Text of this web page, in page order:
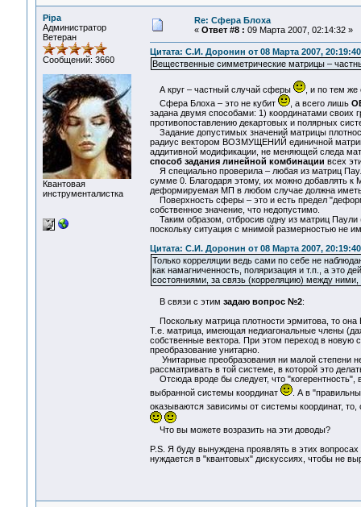
Pipa
Администратор
Ветеран
Сообщений: 3660
Квантовая
инструменталистка
Re: Сфера Блоха
« Ответ #8 : 09 Марта 2007, 02:14:32 »
Цитата: С.И. Доронин от 08 Марта 2007, 20:19:40
Вещественные симметрические матрицы –
А круг – частный случай сферы
, и по тем же
Сфера Блоха – это не кубит
, а всего лишь
задана двумя способами: 1) координатами своих
противопоставлению декартовых и полярных
Задание допустимых значений матрицы
радиус вектором ВОЗМУЩЕНИЙ единичной
аддитивной модификации, не меняющей следа
способ задания линейной комбинации всех
Я специально проверила – любая из матриц
сумме 0. Благодаря этому, их можно добавлять к
деформируемая МП в любом случае должна
Поверхность сферы – это и есть предел
собственное значение, что недопустимо.
Таким образом, отбросив одну из матриц
поскольку ситуация с мнимой размерностью не
Цитата: С.И. Доронин от 08 Марта 2007, 20:19:40
Только корреляции ведь сами по себе не
как намагниченность, поляризация и т.п., а это
состояниями, за связь (корреляцию) между
В связи с этим задаю вопрос №2:
Поскольку матрица плотности эрмитова, то
Т.е. матрица, имеющая недиагональные члены
собственные вектора. При этом переход в новую
преобразование унитарно.
Унитарные преобразования ни малой степени
рассматривать в той системе, в которой это
Отсюда вроде бы следует, что
выбранной системы координат
. А в
оказываются зависимы от системы координат,
Что вы можете возразить на эти доводы?
P.S. Я буду вынуждена проявлять в этих
нуждается в "квантовых" дискуссиях, чтобы не